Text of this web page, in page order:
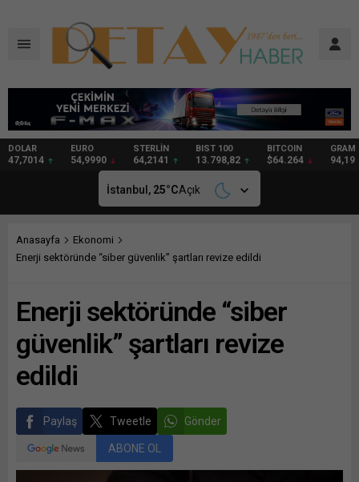
DOLAR
47,7014
EURO
54,9990
STERLİN
64,2141
BIST 100
13.798,82
BITCOIN
$64.264
GRAM
94,19
İstanbul, 25°CAçık
Anasayfa
Ekonomi
Enerji sektöründe “siber güvenlik” şartları revize edildi
Enerji sektöründe “siber
güvenlik” şartları revize
edildi
Paylaş Tweetle Gönder
ABONE OL